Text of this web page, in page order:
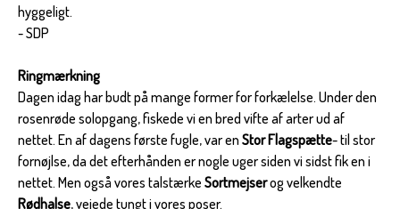
hyggeligt.
- SDP
Ringmærkning
Dagen idag har budt på mange former for forkælelse. Under den
rosenrøde solopgang, fiskede vi en bred vifte af arter ud af
nettet. En af dagens første fugle, var en Stor Flagspætte- til stor
fornøjlse, da det efterhånden er nogle uger siden vi sidst fik en i
nettet. Men også vores talstærke Sortmejserog velkendte
Rødhalse, vejede tungt i vores poser.